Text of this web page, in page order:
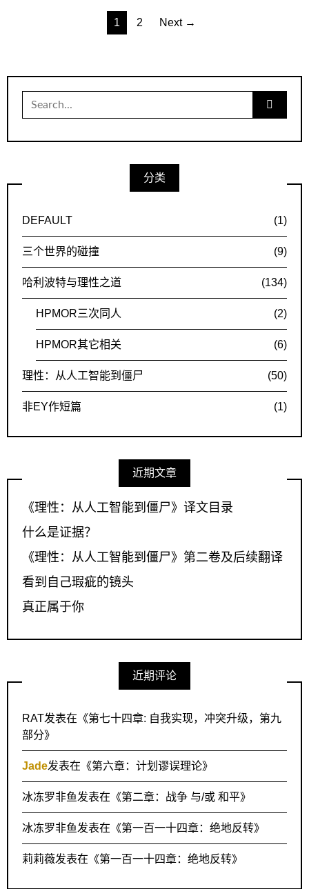
导
1 2 Next →
Search
for:
分类
DEFAULT (1)
三个世界的碰撞 (9)
哈利波特与理性之道 (134)
HPMOR三次同人 (2)
HPMOR其它相关 (6)
理性：从人工智能到僵尸 (50)
非EY作短篇 (1)
近期文章
《理性：从人工智能到僵尸》译文目录
什么是证据？
《理性：从人工智能到僵尸》第二卷及后续翻译
看到自己瑕疵的镜头
真正属于你
近期评论
RAT发表在《第七十四章: 自我实现，冲突升级，第九
部分》
Jade发表在《第六章：计划谬误理论》
冰冻罗非鱼发表在《第二章：战争 与/或 和平》
冰冻罗非鱼发表在《第一百一十四章：绝地反转》
莉莉薇发表在《第一百一十四章：绝地反转》